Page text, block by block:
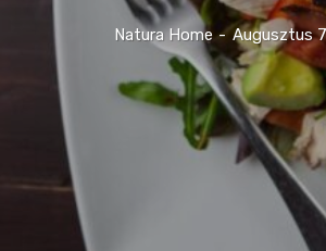
Natura Home - Augusztus